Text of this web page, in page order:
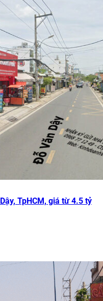
TpHCM, giá từ 4.5 tỷ